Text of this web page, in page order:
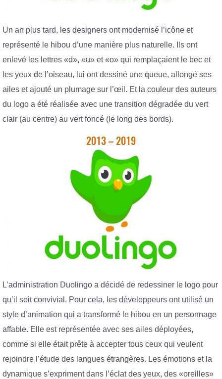
Un an plus tard, les designers ont modernisé l’icône et
représenté le hibou d’une manière plus naturelle. Ils ont
enlevé les lettres «d», «u» et «o» qui remplaçaient le bec et
les yeux de l’oiseau, lui ont dessiné une queue, allongé ses
ailes et ajouté un plumage sur l’œil. Et la couleur des auteurs
du logo a été réalisée avec une transition dégradée du vert
clair (au centre) au vert foncé (le long des bords).
2013 – 2019
L’administration Duolingo a décidé de redessiner le logo pour
qu’il soit convivial. Pour cela, les développeurs ont utilisé un
style d’animation qui a transformé le hibou en un personnage
affable. Elle est représentée avec ses ailes déployées,
comme si elle était prête à accepter tous ceux qui veulent
rejoindre l’étude des langues étrangères. Les émotions et la
dynamique s’expriment dans l’éclat des yeux, des «oreilles»